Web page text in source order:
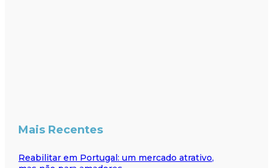
Mais Recentes
Reabilitar em Portugal: um mercado atrativo,